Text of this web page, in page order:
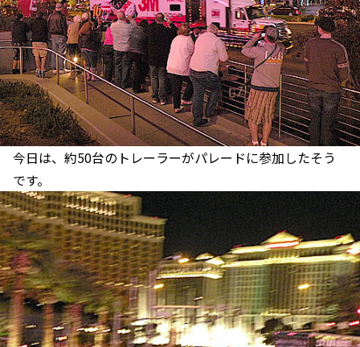
今日は、約50台のトレーラーがパレードに参加したそう
です。